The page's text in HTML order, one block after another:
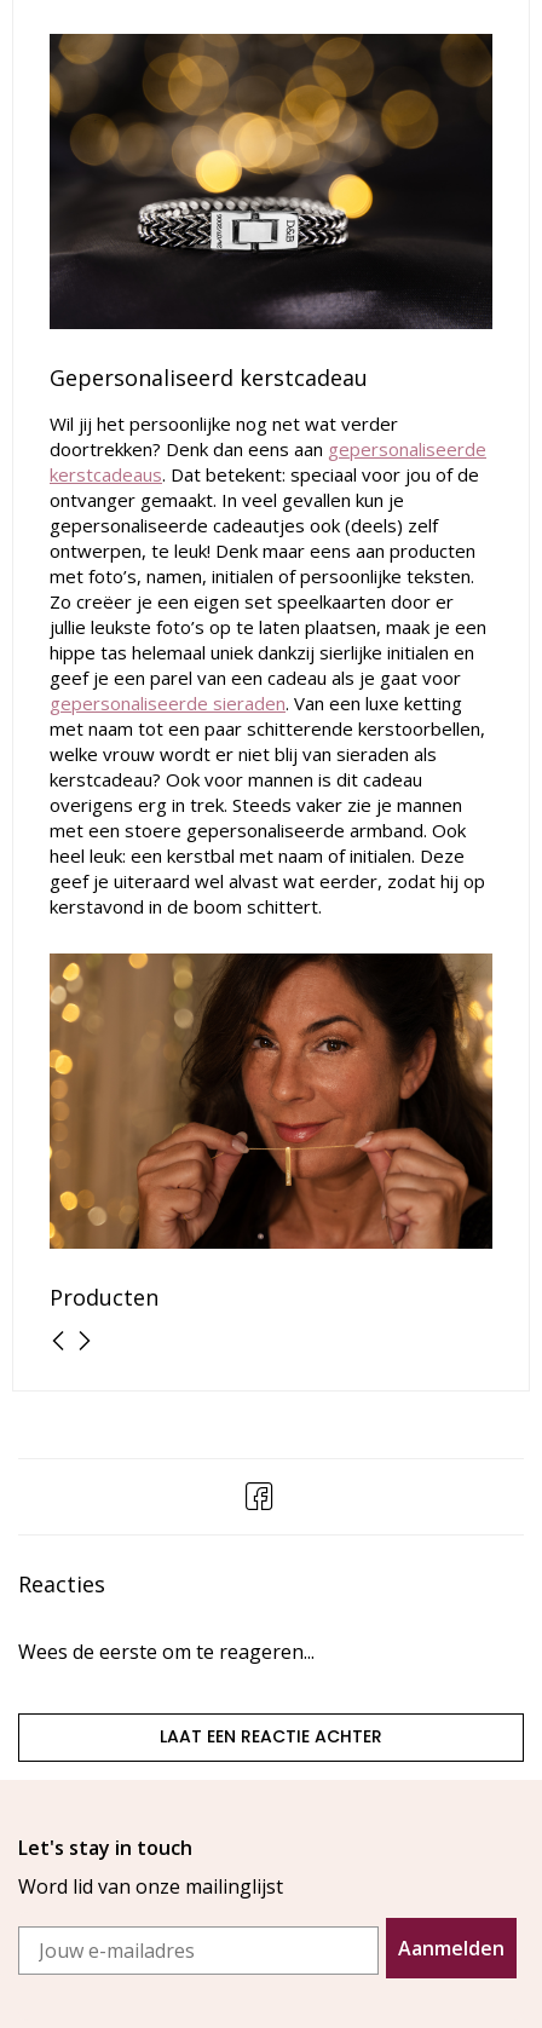
Gepersonaliseerd kerstcadeau
Wil jij het persoonlijke nog net wat verder
doortrekken? Denk dan eens aan gepersonaliseerde
kerstcadeaus. Dat betekent: speciaal voor jou of de
ontvanger gemaakt. In veel gevallen kun je
gepersonaliseerde cadeautjes ook (deels) zelf
ontwerpen, te leuk! Denk maar eens aan producten
met foto’s, namen, initialen of persoonlijke teksten.
Zo creëer je een eigen set speelkaarten door er
jullie leukste foto’s op te laten plaatsen, maak je een
hippe tas helemaal uniek dankzij sierlijke initialen en
geef je een parel van een cadeau als je gaat voor
gepersonaliseerde sieraden. Van een luxe ketting
met naam tot een paar schitterende kerstoorbellen,
welke vrouw wordt er niet blij van sieraden als
kerstcadeau? Ook voor mannen is dit cadeau
overigens erg in trek. Steeds vaker zie je mannen
met een stoere gepersonaliseerde armband. Ook
heel leuk: een kerstbal met naam of initialen. Deze
geef je uiteraard wel alvast wat eerder, zodat hij op
kerstavond in de boom schittert.
Producten
Reacties
Wees de eerste om te reageren...
LAAT EEN REACTIE ACHTER
Let's stay in touch
Word lid van onze mailinglijst
Email
Aanmelden